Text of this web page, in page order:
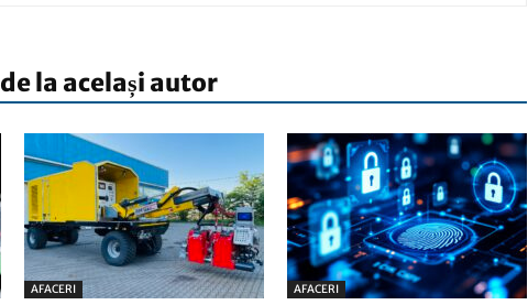
de la același autor
AFACERI AFACERI